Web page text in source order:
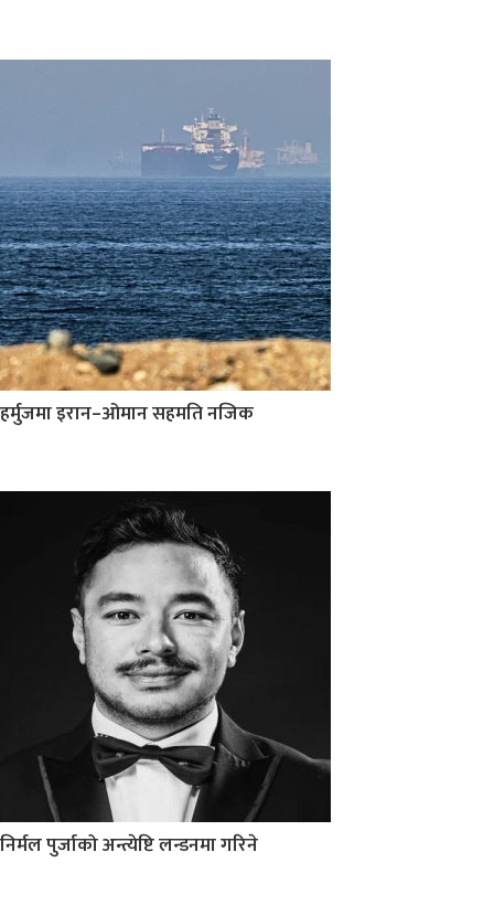
हर्मुजमा इरान–ओमान सहमति नजिक
निर्मल पुर्जाको अन्त्येष्टि लन्डनमा गरिने